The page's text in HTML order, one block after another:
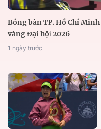
Bóng bàn TP. Hồ Chí
vàng Đại hội 2026
1 ngày trước